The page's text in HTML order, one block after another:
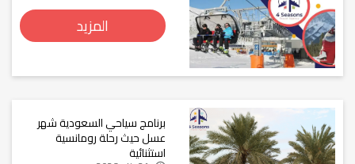
المزيد
برنامج سياحي السعودية شهر
عسل حيث رحلة رومانسية
استثنائية